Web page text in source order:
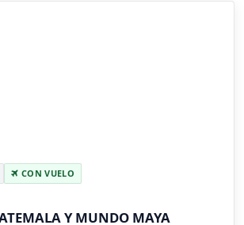
CON VUELO
Y MUNDO MAYA